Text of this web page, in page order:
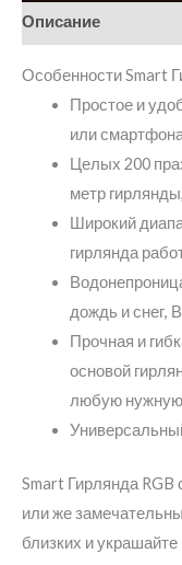
200
led
20
метров
Описание
Особенности Smart
Простое и
или
Целых 200
метр
Широкий
гирлянда
дождь и снег,
Прочная и
основой
любую
Smart Гирлянда
или же
близких и